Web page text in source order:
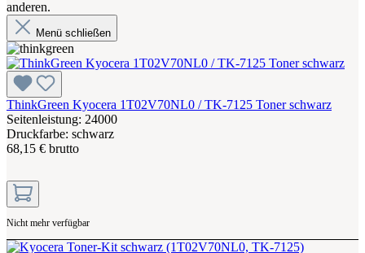
anderen.
Menü schließen
ThinkGreen Kyocera 1T02V70NL0 / TK-7125 Toner schwarz
Seitenleistung: 24000
Druckfarbe: schwarz
68,15 € brutto
Nicht mehr verfügbar